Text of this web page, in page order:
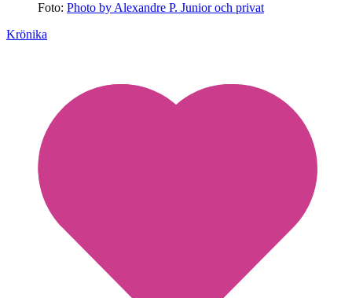
Foto: Photo by Alexandre P. Junior och privat
Krönika